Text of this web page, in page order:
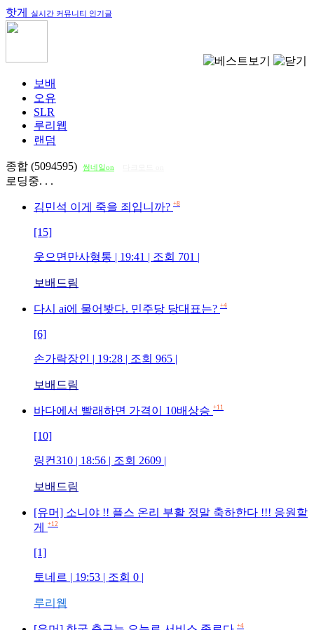
핫게 실시간 커뮤니티 인기글
보배
오유
SLR
루리웹
랜덤
종합 (5094595) 썸네일on
로딩중. . .
김민석 이게 죽을 죄입니까? +8
[15]
웃으면만사형통 | 19:41 | 조회 701 |
보배드림
다시 ai에 물어봣다. 민주당 당대표는? +4
[6]
손가락장인 | 19:28 | 조회 965 |
보배드림
바다에서 빨래하면 가격이 10배상승 +11
[10]
링컨310 | 18:56 | 조회 2609 |
보배드림
[유머] 소니야 !! 플스 온리 부활 정말 축하한다 !!! 응원할
게
+12
[1]
토네르 | 19:53 | 조회 0 |
루리웹
+4